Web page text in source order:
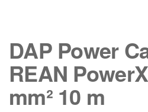
DAP Power
REAN
mm² 10 m